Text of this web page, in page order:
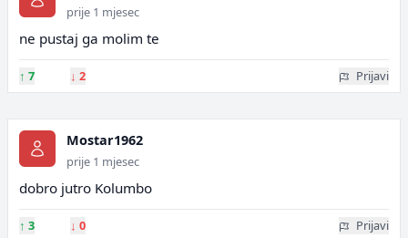
prije 1 mjesec
ne pustaj ga molim te
↑ 7 ↓ 2 Prijavi
Mostar1962
prije 1 mjesec
dobro jutro Kolumbo
↑ 3 ↓ 0 Prijavi